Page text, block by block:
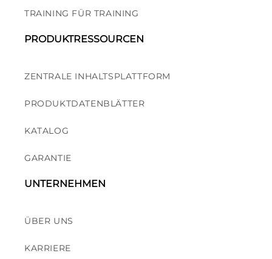
TRAINING FÜR TRAINING
PRODUKTRESSOURCEN
ZENTRALE INHALTSPLATTFORM
PRODUKTDATENBLÄTTER
KATALOG
GARANTIE
UNTERNEHMEN
ÜBER UNS
KARRIERE